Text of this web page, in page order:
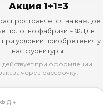
Акция 1+1=3
на каждое
полотно фабрики ЧФД+ в
при условии приобретения у
нас фурнитуры.
действует при оформлении
через рассрочку.